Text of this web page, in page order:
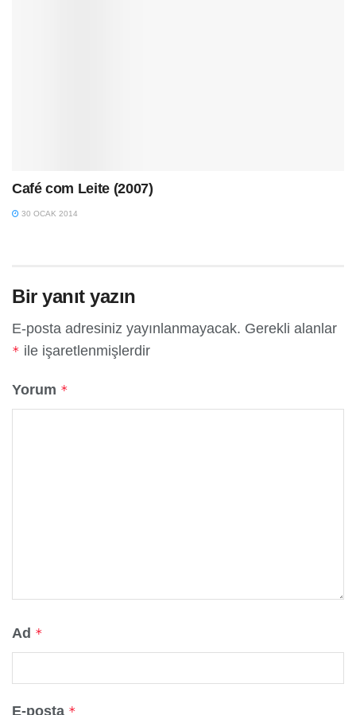
Café com Leite (2007)
30 OCAK 2014
Bir yanıt yazın
E-posta adresiniz yayınlanmayacak. Gerekli alanlar
* ile işaretlenmişlerdir
Yorum *
Ad *
E-posta *